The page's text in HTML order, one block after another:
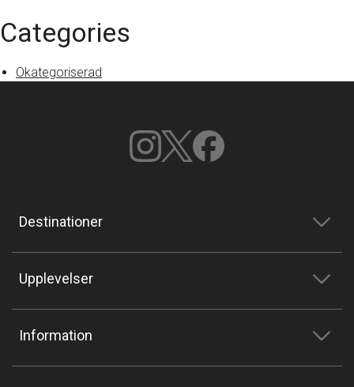
Categories
Okategoriserad
Destinationer
Upplevelser
Information